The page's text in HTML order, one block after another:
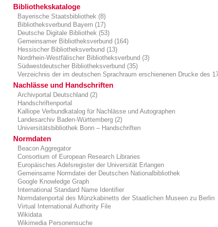
Bibliothekskataloge
Bayerische Staatsbibliothek (8)
Bibliotheksverbund Bayern (17)
Deutsche Digitale Bibliothek (53)
Gemeinsamer Bibliotheksverbund (164)
Hessischer Bibliotheksverbund (13)
Nordrhein-Westfälischer Bibliotheksverbund (3)
Südwestdeutscher Bibliotheksverbund (35)
Verzeichnis der im deutschen Sprachraum erschienenen Drucke des
Nachlässe und Handschriften
Archivportal Deutschland (2)
Handschriftenportal
Kalliope Verbundkatalog für Nachlässe und Autographen
Landesarchiv Baden-Württemberg (2)
Universitätsbibliothek Bonn – Handschriften
Normdaten
Beacon Aggregator
Consortium of European Research Libraries
Europäisches Adelsregister der Universität Erlangen
Gemeinsame Normdatei der Deutschen Nationalbibliothek
Google Knowledge Graph
International Standard Name Identifier
Normdatenportal des Münzkabinetts der Staatlichen Museen zu Berlin
Virtual International Authority File
Wikidata
Wikimedia Personensuche